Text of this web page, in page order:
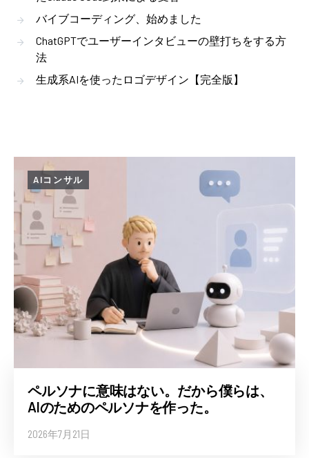
バイブコーディング、始めました
ChatGPTでユーザーインタビューの壁打ちをする方
法
生成系AIを使ったロゴデザイン【完全版】
AIコンサル
ペルソナに意味はない。だから僕らは、
AIのためのペルソナを作った。
2026年7月21日